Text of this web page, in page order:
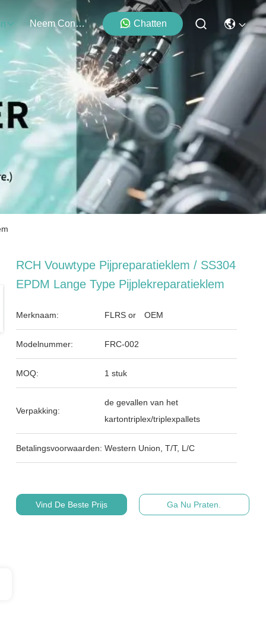
Neem Contact Met Ons Op Chatten
RCH Vouwtype Pijpreparatieklem / SS304
EPDM Lange Type Pijplekreparatieklem
Merknaam: FLRS or OEM
Modelnummer: FRC-002
MOQ: 1 stuk
Verpakking:
de gevallen van het
kartontriplex/triplexpallets
Betalingsvoorwaarden: Western Union, T/T, L/C
Vind De Beste Prijs Ga Nu Praten.